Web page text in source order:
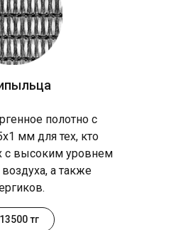
полотно с
мм для тех, кто
с высоким уровнем
а также
тг